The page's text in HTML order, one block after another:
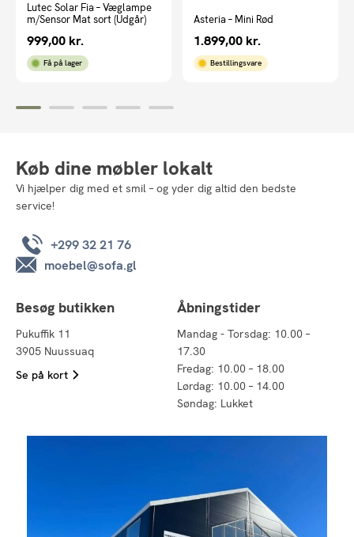
Lutec Solar Fia – Væglampe
m/Sensor Mat sort (Udgår)
999,00 kr.
Få på lager
Asteria – Mini Rød
1.899,00 kr.
Bestillingsvare
Køb dine møbler lokalt
Vi hjælper dig med et smil – og yder dig altid den bedste
service!
+299 32 21 76
moebel@sofa.gl
Besøg butikken
Pukuffik 11
3905 Nuussuaq
Se på kort
Åbningstider
Mandag - Torsdag: 10.00 –
17.30
Fredag: 10.00 – 18.00
Lørdag: 10.00 – 14.00
Søndag: Lukket